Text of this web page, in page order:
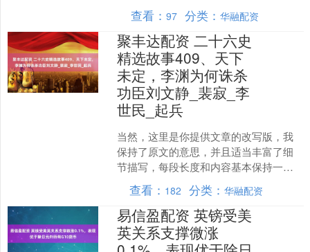
查看：97 分类：华融配资
聚丰达配资 二十六史
精选故事409、天下
未定，李渊为何诛杀
功臣刘文静_裴寂_李
世民_起兵
当然，这里是你提供文章的改写版，我
保持了原文的意思，并且适当丰富了细
节描写，每段长度和内容基本保持一
致： --- 通常来说，开国皇帝在完成统一
天下的大业后，才会....
查看： 182 分类：华融配资
易信盈配资 英镑受美
英关系支撑微涨